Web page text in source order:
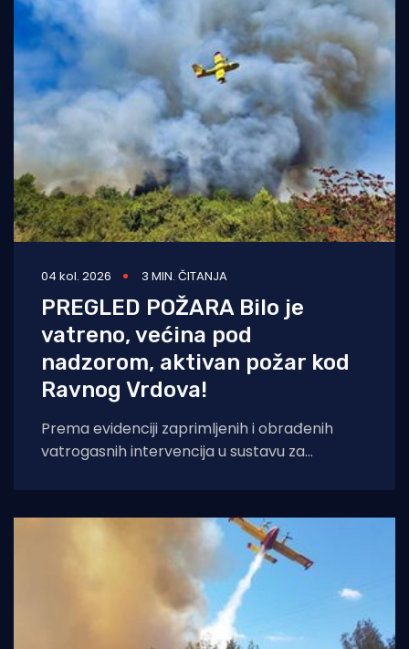
04 kol. 2026 3 MIN. ČITANJA
PREGLED POŽARA Bilo je
vatreno, većina pod
nadzorom, aktivan požar kod
Ravnog Vrdova!
Prema evidenciji zaprimljenih i obrađenih
vatrogasnih intervencija u sustavu za
kojima